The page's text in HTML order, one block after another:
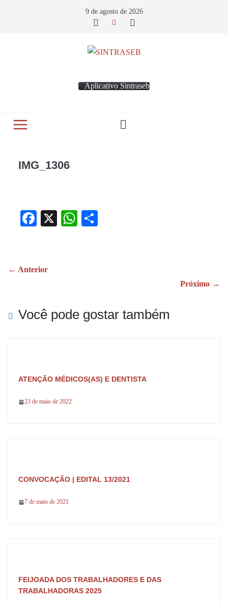
9 de agosto de 2026
Aplicativo Sintraseb
IMG_1306
Fa
ok
X
W
← Anterior
Próximo →
Você pode gostar também
ATENÇÃO MÉDICOS(AS) E DENTISTA
23 de maio de 2022
CONVOCAÇÃO | EDITAL 13/2021
7 de maio de 2021
FEIJOADA DOS TRABALHADORES E DAS
TRABALHADORAS 2025